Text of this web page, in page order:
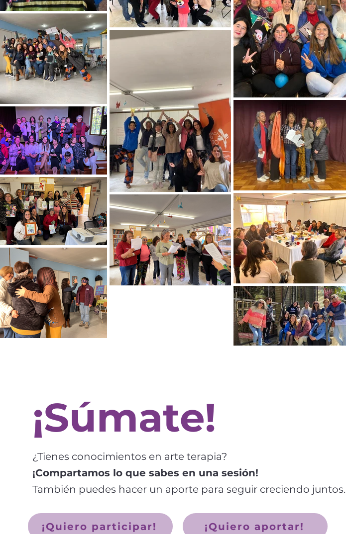
¡Súmate!
¿Tienes conocimientos en arte terapia?
¡Compartamos lo que sabes en una sesión!
También puedes hacer un aporte para seguir creciendo juntos.
¡Quiero participar! ¡Quiero aportar!